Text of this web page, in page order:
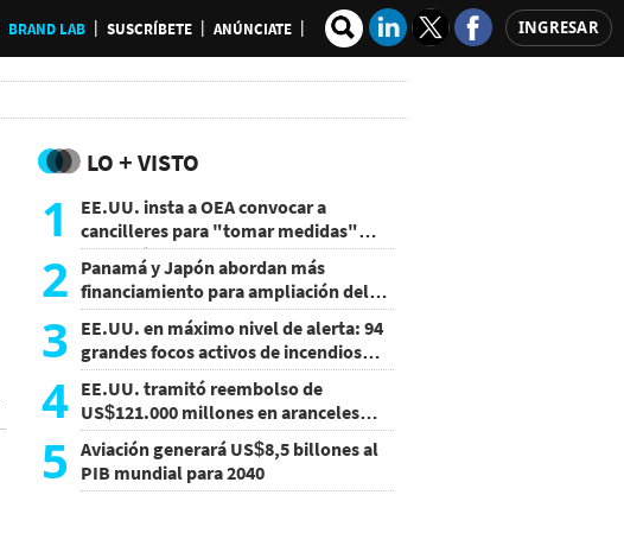
BRAND LAB SUSCRÍBETE ANÚNCIATE INGRESAR
LO + VISTO
1
EE.UU. insta a OEA convocar a
cancilleres para "tomar medidas"
sobre Nicaragua
2 Panamá y Japón abordan más
financiamiento para ampliación del
metro
3 EE.UU. en máximo nivel de alerta: 94
grandes focos activos de incendios
forestales
4 EE.UU. tramitó reembolso de
US$121.000 millones en aranceles
anulados
5
Aviación generará US$8,5 billones al
PIB mundial para 2040